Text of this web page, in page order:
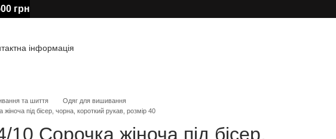
грн
інформація
та шиття
Одяг для вишивання
під бісер, чорна, короткий рукав, розмір 40
10 Сорочка жіноча під бісер,